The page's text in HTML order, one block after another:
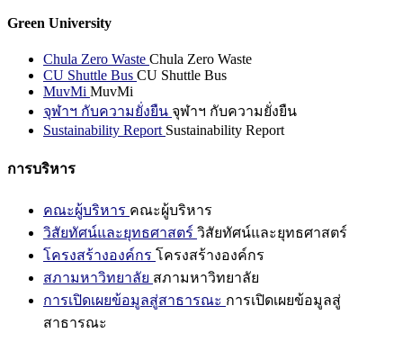
Green University
Chula Zero Waste Chula Zero Waste
CU Shuttle Bus CU Shuttle Bus
MuvMi MuvMi
จุฬาฯ กับความยั่งยืน จุฬาฯ กับความยั่งยืน
Sustainability Report Sustainability Report
การบริหาร
คณะผู้บริหาร คณะผู้บริหาร
วิสัยทัศน์และยุทธศาสตร์ วิสัยทัศน์และยุทธศาสตร์
โครงสร้างองค์กร โครงสร้างองค์กร
สภามหาวิทยาลัย สภามหาวิทยาลัย
การเปิดเผยข้อมูลสู่สาธารณะ การเปิดเผยข้อมูลสู่
สาธารณะ